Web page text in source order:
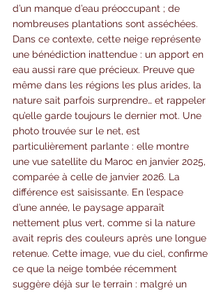
d’un manque d’eau préoccupant ; de
nombreuses plantations sont asséchées.
Dans ce contexte, cette neige représente
une bénédiction inattendue : un apport en
eau aussi rare que précieux. Preuve que
même dans les régions les plus arides, la
nature sait parfois surprendre… et rappeler
qu’elle garde toujours le dernier mot. Une
photo trouvée sur le net, est
particulièrement parlante : elle montre
une vue satellite du Maroc en janvier 2025,
comparée à celle de janvier 2026. La
différence est saisissante. En l’espace
d’une année, le paysage apparaît
nettement plus vert, comme si la nature
avait repris des couleurs après une longue
retenue. Cette image, vue du ciel, confirme
ce que la neige tombée récemment
suggère déjà sur le terrain : malgré un